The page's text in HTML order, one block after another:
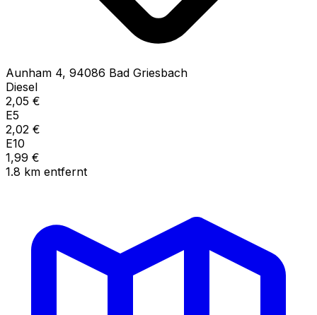
Aunham 4, 94086 Bad Griesbach
Diesel
2,05 €
E5
2,02 €
E10
1,99 €
1.8 km entfernt